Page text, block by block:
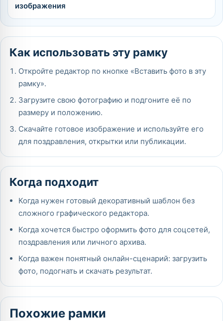
изображения
Как использовать эту рамку
Откройте редактор по кнопке «Вставить фото в эту
рамку».
Загрузите свою фотографию и подгоните её по
размеру и положению.
Скачайте готовое изображение и используйте его
для поздравления, открытки или публикации.
Когда подходит
Когда нужен готовый декоративный шаблон без
сложного графического редактора.
Когда хочется быстро оформить фото для соцсетей,
поздравления или личного архива.
Когда важен понятный онлайн-сценарий: загрузить
фото, подогнать и скачать результат.
Похожие рамки